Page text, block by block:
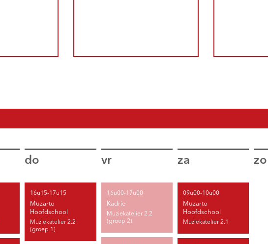
do
16u15-17u15
Muzarto
Hoofdschool
Muziekatelier 2.2
(groep 1)
vr
16u00-17u00
Kadrie
Muziekatelier 2.2
(groep 2)
za
09u00-10u00
Muzarto
Hoofdschool
Muziekatelier 2.1
zo